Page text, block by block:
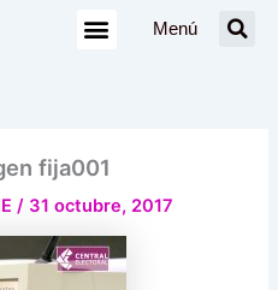
Menú
fija001
/ 31 octubre, 2017